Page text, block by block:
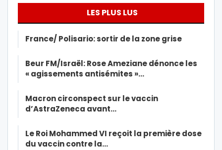
LES PLUS LUS
France/ Polisario: sortir de la zone grise
Beur FM/Israël: Rose Ameziane dénonce les
« agissements antisémites »…
Macron circonspect sur le vaccin
d’AstraZeneca avant…
Le Roi Mohammed VI reçoit la première dose
du vaccin contre la…